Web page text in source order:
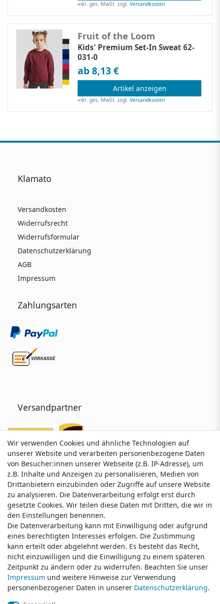
inkl. ges. MwSt. zzgl.Versandkosten
Fruit of the Loom
Kids' Premium Set-In Sweat 62-
031-0
ab 8,13 €
Artikel anzeigen
inkl. ges. MwSt. zzgl.Versandkosten
Klamato
Versandkosten
Widerrufsrecht
Widerrufsformular
Datenschutzerklärung
AGB
Impressum
Zahlungsarten
Versandpartner
Service & Kontakt
Wünschen Sie einen Rückruf?
service@klamato.de
Schreiben Sie uns:
service@klamato.de
Wir verwenden Cookies und ähnliche Technologien auf
unserer Website und verarbeiten personenbezogene Daten
von Besucher:innen unserer Webseite (z.B. IP-Adresse), um
z.B. Inhalte und Anzeigen zu personalisieren, Medien von
Drittanbietern einzubinden oder Zugriffe auf unsere Website
zu analysieren. Die Datenverarbeitung erfolgt erst durch
gesetzte Cookies. Wir teilen diese Daten mit Dritten, die wir in
den Einstellungen benennen.
Die Datenverarbeitung kann mit Einwilligung oder aufgrund
eines berechtigten Interesses erfolgen. Die Zustimmung
kann erteilt oder abgelehnt werden. Es besteht das Recht,
nicht einzuwilligen und die Einwilligung zu einem späteren
Zeitpunkt zu ändern oder zu widerrufen. Beachten Sie unser
Impressum und weitere Hinweise zur Verwendung
personenbezogener Daten in unserer Daten­schutz­erklärung.
Wir verwenden Cookies und ähnliche Technologien auf
unserer Website und verarbeiten personenbezogene Daten
von Besucher:innen unserer Webseite (z.B. IP-Adresse), um
z.B. Inhalte und Anzeigen zu personalisieren, Medien von
Drittanbietern einzubinden oder Zugriffe auf unsere Website
zu analysieren. Die Datenverarbeitung erfolgt erst durch
gesetzte Cookies. Wir teilen diese Daten mit Dritten, die wir in
den Einstellungen benennen.
Die Datenverarbeitung kann mit Einwilligung oder aufgrund
eines berechtigten Interesses erfolgen. Die Zustimmung
kann erteilt oder abgelehnt werden. Es besteht das Recht,
nicht einzuwilligen und die Einwilligung zu einem späteren
Zeitpunkt zu ändern oder zu widerrufen. Beachten Sie unser
Impressum und weitere Hinweise zur Verwendung
personenbezogener Daten in unserer Daten­schutz­erklärung.